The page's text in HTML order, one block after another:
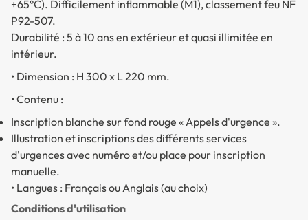
+65°C). Difficilement inflammable (M1), classement feu NF
P92-507.
Durabilité : 5 à 10 ans en extérieur et quasi illimitée en
intérieur.
• Dimension : H 300 x L 220 mm.
• Contenu :
Inscription blanche sur fond rouge « Appels d'urgence ».
Illustration et inscriptions des différents services
d'urgences avec numéro et/ou place pour inscription
manuelle.
• Langues : Français ou Anglais (au choix)
Conditions d'utilisation